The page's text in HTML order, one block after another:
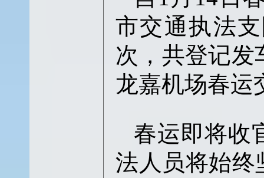
市交通执法
次，共登记发
龙嘉机场春运
春运即将收
法人员将始终